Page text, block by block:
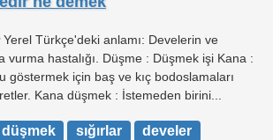
Yerel Türkçe'deki anlamı: Develerin ve
vurma hastalığı. Düşme : Düşmek işi Kana :
göstermek için baş ve kıç bodoslamaları
Kana düşmek : İstemeden birini...
düşmek sığırlar
develer